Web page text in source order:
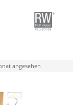
angesehen